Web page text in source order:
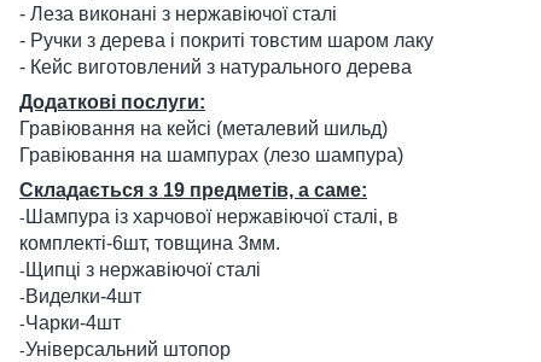
- Леза виконані з нержавіючої сталі
- Ручки з дерева і покриті товстим шаром лаку
- Кейс виготовлений з натурального дерева
Додаткові послуги:
Гравіювання на кейсі (металевий шильд)
Гравіювання на шампурах (лезо шампура)
Складається з 19 предметів, а саме:
- Шампура із харчової нержавіючої сталі, в
комплекті-6шт, товщина 3мм.
- Щипці з нержавіючої сталі
-Виделки-4шт
-Чарки-4шт
-Універсальний штопор